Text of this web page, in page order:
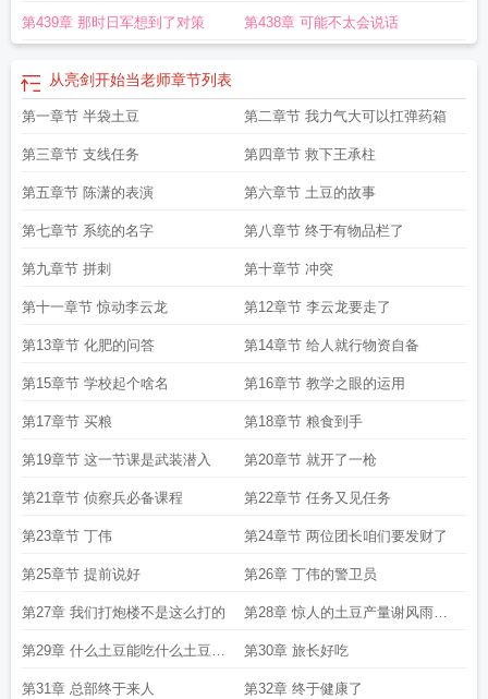
第439章 那时日军想到了对策 第438章 可能不太会说话
从亮剑开始当老师章节列表
第一章节 半袋土豆 第二章节 我力气大可以扛弹药箱
第三章节 支线任务 第四章节 救下王承柱
第五章节 陈潇的表演 第六章节 土豆的故事
第七章节 系统的名字 第八章节 终于有物品栏了
第九章节 拼刺 第十章节 冲突
第十一章节 惊动李云龙 第12章节 李云龙要走了
第13章节 化肥的问答 第14章节 给人就行物资自备
第15章节 学校起个啥名 第16章节 教学之眼的运用
第17章节 买粮 第18章节 粮食到手
第19章节 这一节课是武装潜入 第20章节 就开了一枪
第21章节 侦察兵必备课程 第22章节 任务又见任务
第23章节 丁伟 第24章节 两位团长咱们要发财了
第25章节 提前说好 第26章 丁伟的警卫员
第27章 我们打炮楼不是这么打的 第28章 惊人的土豆产量谢风雨逍
遥下扬州的支持打赏
第29章 什么土豆能吃什么土豆不
能吃
第30章 旅长好吃
第31章 总部终于来人 第32章 终于健康了